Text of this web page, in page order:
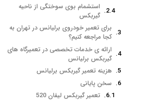
استشمام بوی سوختگی از ناحیه
گیربکس
برای تعمیر خودروی برلیانس در تهران به
کجا مراجعه کنیم؟
ارائه ی خدمات تخصصی در تعمیرگاه های
گیربکس برلیانس
هزینه تعمیر گیربکس برلیانس
سخن پایانی
تعمیر گیربکس لیفان 520